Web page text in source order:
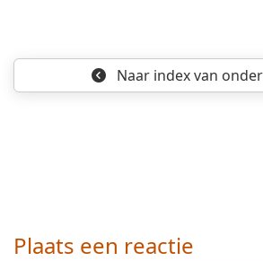
Naar indexvan
Plaats een reactie